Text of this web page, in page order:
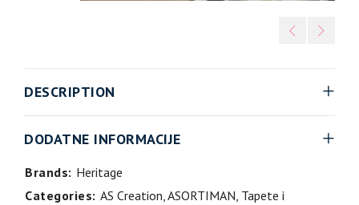
DESCRIPTION
DODATNE INFORMACIJE
Brands: Heritage
Categories: AS Creation,ASORTIMAN, Tapete i